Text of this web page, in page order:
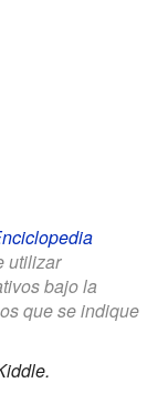
utilizar
bajo la
que se indique